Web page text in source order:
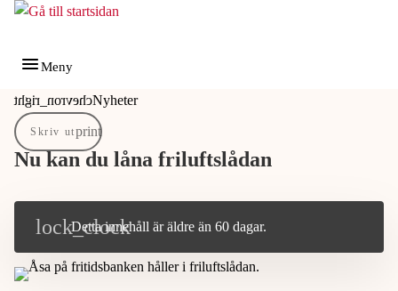
Meny
Du är här: Nyheter
Skriv ut
Nu kan du låna friluftslådan
Detta innehåll är äldre än 60 dagar.